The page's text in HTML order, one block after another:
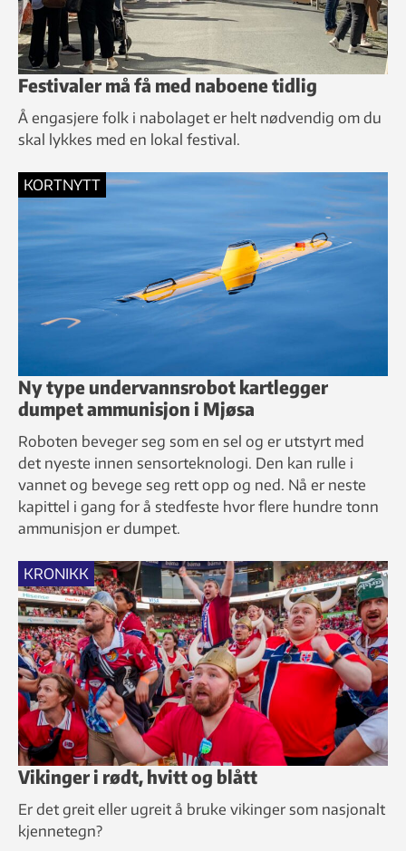
Festivaler må få med naboene tidlig
Å engasjere folk i nabolaget er helt nødvendig om du
skal lykkes med en lokal festival.
KORTNYTT
Ny type undervannsrobot kartlegger
dumpet ammunisjon i Mjøsa
Roboten beveger seg som en sel og er utstyrt med
det nyeste innen sensorteknologi. Den kan rulle i
vannet og bevege seg rett opp og ned. Nå er neste
kapittel i gang for å stedfeste hvor flere hundre tonn
ammunisjon er dumpet.
KRONIKK
Vikinger i rødt, hvitt og blått
Er det greit eller ugreit å bruke vikinger som nasjonalt
kjennetegn?